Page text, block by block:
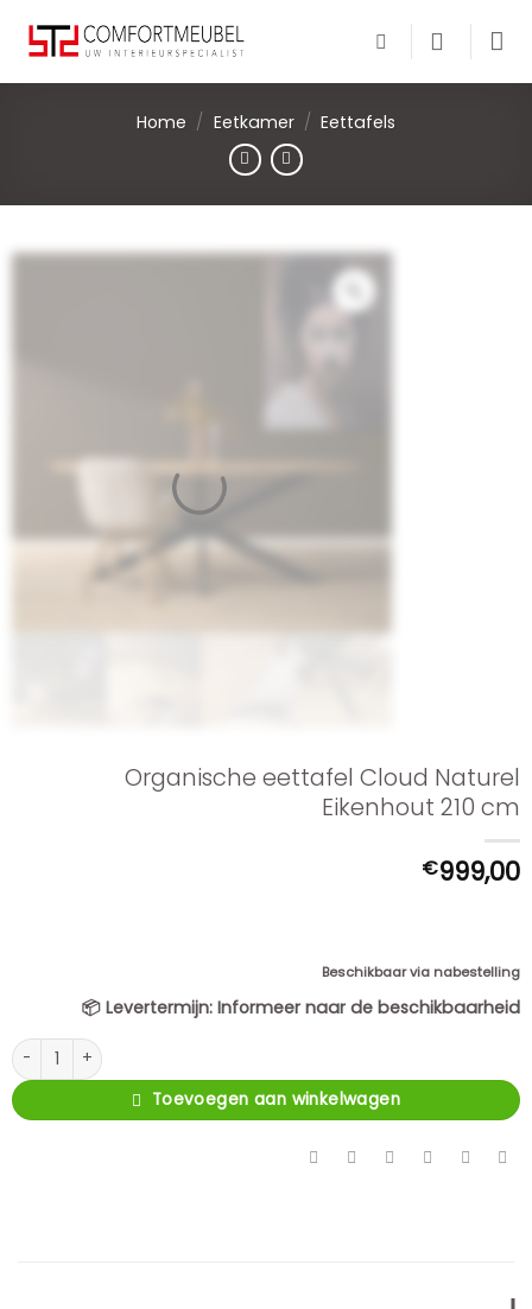
content
Home / Eetkamer / Eettafels
Organische eettafel Cloud Naturel
Eikenhout 210 cm
€999,00
Beschikbaar via nabestelling
📦 Levertermijn: Informeer naar de beschikbaarheid
Organische eettafel Cloud Naturel Eikenhout 210 cm aantal
Toevoegen aan winkelwagen